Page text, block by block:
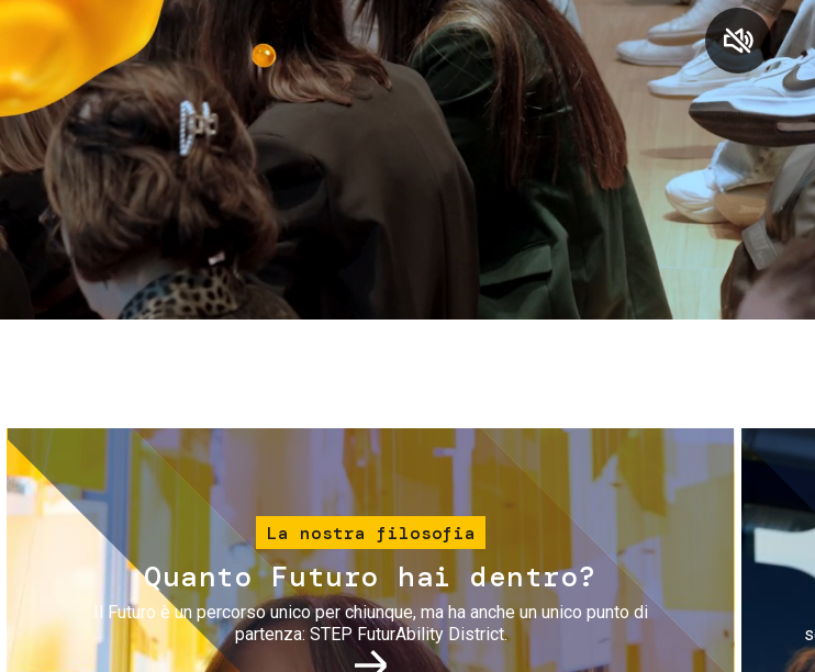
Immagine
La nostra filosofia
Quanto Futuro hai dentro?
Il Futuro è un percorso unico per chiunque, ma ha anche un unico punto di
partenza: STEP FuturAbility District.